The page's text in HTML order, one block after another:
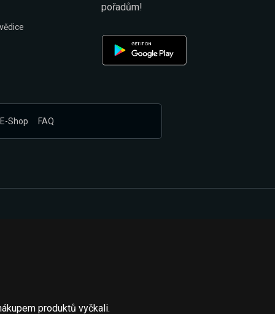
pořadům!
E-Shop FAQ
produktů vyčkali.